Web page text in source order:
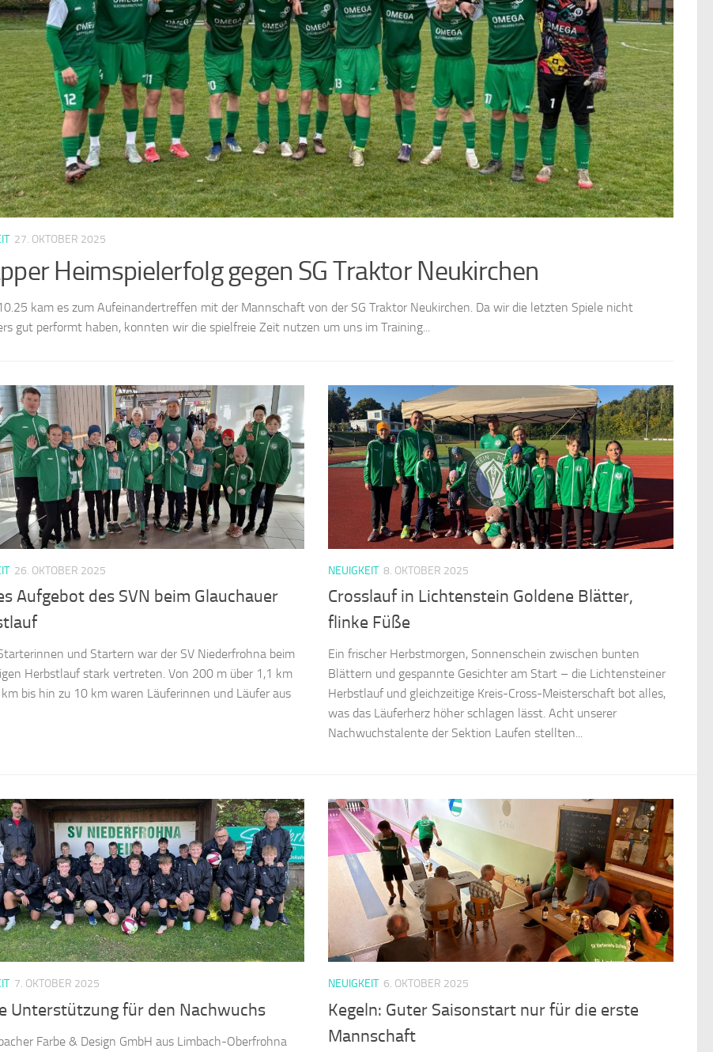
27. OKTOBER 2025
Heimspielerfolg gegen SG Traktor Neukirchen
kam es zum Aufeinandertreffen mit der Mannschaft von der SG Traktor Neukirchen. Da wir die letzten Spiele nicht
gut performt haben, konnten wir die spielfreie Zeit nutzen um uns im Training...
26. OKTOBER 2025
Aufgebot des SVN beim Glauchauer
und Startern war der SV Niederfrohna beim
Herbstlauf stark vertreten. Von 200 m über 1,1 km
bis hin zu 10 km waren Läuferinnen und Läufer aus
NEUIGKEIT 8. OKTOBER 2025
Crosslauf in Lichtenstein Goldene Blätter,
flinke Füße
Ein frischer Herbstmorgen, Sonnenschein zwischen bunten
Blättern und gespannte Gesichter am Start – die Lichtensteiner
Herbstlauf und gleichzeitige Kreis-Cross-Meisterschaft bot alles,
was das Läuferherz höher schlagen lässt. Acht unserer
Nachwuchstalente der Sektion Laufen stellten...
7. OKTOBER 2025
Unterstützung für den Nachwuchs
Farbe & Design GmbH aus Limbach-Oberfrohna
NEUIGKEIT 6. OKTOBER 2025
Kegeln: Guter Saisonstart nur für die erste
Mannschaft